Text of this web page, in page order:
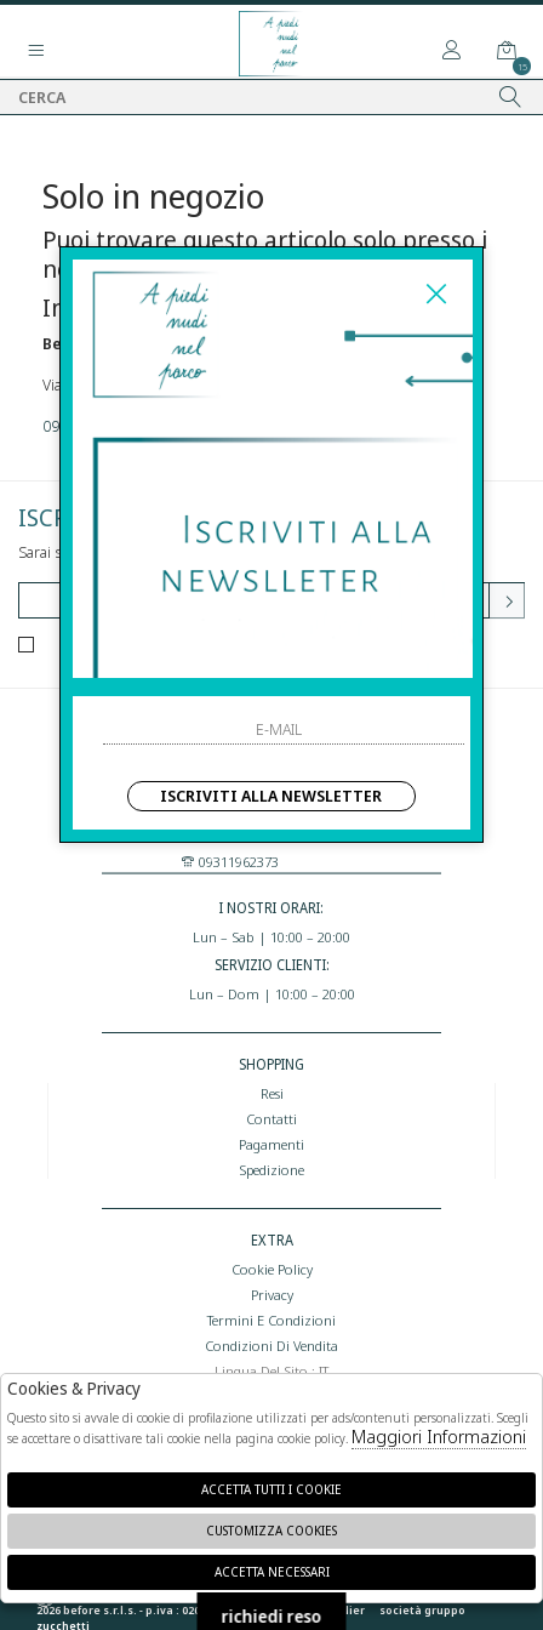
15
Solo in negozio
Puoi trovare questo articolo solo presso i
nostri punti vendita:
Info contatti
Before s.r.l.s.
Via Della Maestranza , 23 96100 Siracusa
09311962373
ISCRIVITI ALLA NEWSLETTER
Sarai sempre aggiornato su offerte e promozioni.
Before S.r.l.s.
Via Della Maestranza , 23
96100 Siracusa - Italia
Eshop@apiedinudinelparcoboutique.com
09311962373
I NOSTRI ORARI:
Lun – Sab | 10:00 – 20:00
SERVIZIO CLIENTI:
Lun – Dom | 10:00 – 20:00
SHOPPING
Resi
Contatti
Pagamenti
Spedizione
EXTRA
Cookie Policy
Privacy
Termini E Condizioni
Condizioni Di Vendita
Lingua Del Sito : IT
FOLLOW US
2026 before s.r.l.s. - p.iva : 02066400892 powered by atelier società gruppo
zucchetti
🍪
ISCRIVITI ALLA NEWSLETTER
richiedi reso
Cookies & Privacy
Questo sito si avvale di cookie di profilazione utilizzati per ads/contenuti personalizzati. Scegli
se accettare o disattivare tali cookie nella pagina cookie policy. Maggiori Informazioni
ACCETTA TUTTI I COOKIE
CUSTOMIZZA COOKIES
ACCETTA NECESSARI